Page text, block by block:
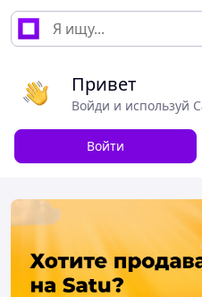
Привет
Войди и используй
Войти